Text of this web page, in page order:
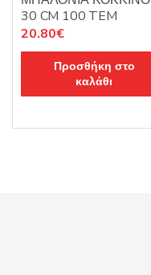
30 CM 100 TEM
20.80€
Προσθήκη στο
καλάθι